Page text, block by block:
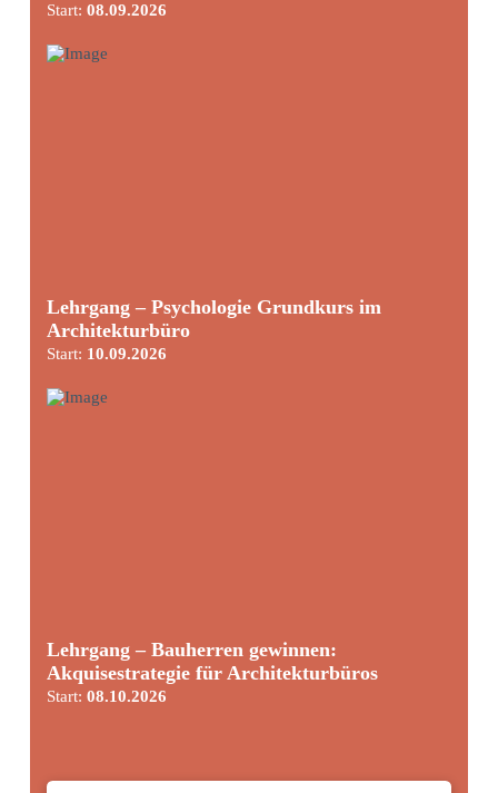
Start: 08.09.2026
Lehrgang – Psychologie Grundkurs im
Architekturbüro
Start: 10.09.2026
Lehrgang – Bauherren gewinnen:
Akquisestrategie für Architekturbüros
Start: 08.10.2026